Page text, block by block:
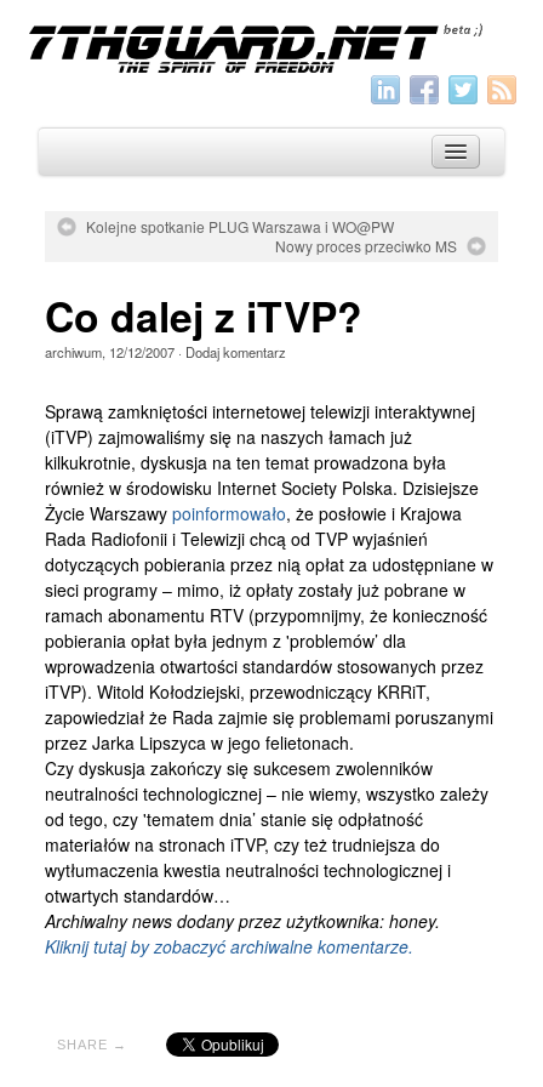
Archiwum
Wszystko
Artykuły
Krótkie
Jak pisać
Kolejne spotkanie PLUG Warszawa i WO@PW
Nowy proces przeciwko MS
Co dalej z iTVP?
archiwum, 12/12/2007· Dodaj komentarz
Sprawą zamkniętości internetowej telewizji interaktywnej
(iTVP) zajmowaliśmy się na naszych łamach już
kilkukrotnie, dyskusja na ten temat prowadzona była
również w środowisku Internet Society Polska. Dzisiejsze
Życie Warszawy poinformowało, że posłowie i Krajowa
Rada Radiofonii i Telewizji chcą od TVP wyjaśnień
dotyczących pobierania przez nią opłat za udostępniane w
sieci programy – mimo, iż opłaty zostały już pobrane w
ramach abonamentu RTV (przypomnijmy, że konieczność
pobierania opłat była jednym z 'problemów’ dla
wprowadzenia otwartości standardów stosowanych przez
iTVP). Witold Kołodziejski, przewodniczący KRRiT,
zapowiedział że Rada zajmie się problemami poruszanymi
przez Jarka Lipszyca w jego felietonach.
Czy dyskusja zakończy się sukcesem zwolenników
neutralności technologicznej – nie wiemy, wszystko zależy
od tego, czy 'tematem dnia’ stanie się odpłatność
materiałów na stronach iTVP, czy też trudniejsza do
wytłumaczenia kwestia neutralności technologicznej i
otwartych standardów…
Archiwalny news dodany przez użytkownika: honey.
Kliknij tutaj by zobaczyć archiwalne komentarze.
SHARE →